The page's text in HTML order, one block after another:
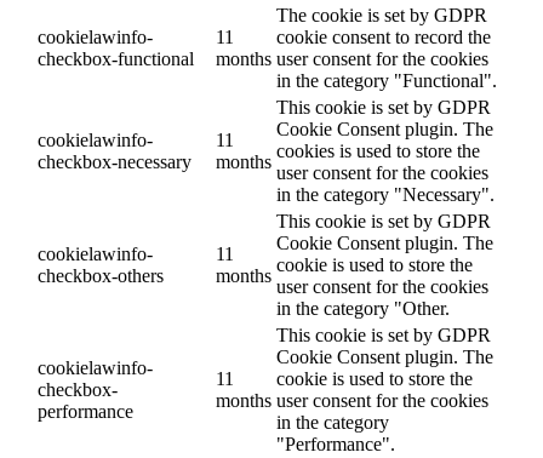
cookielawinfo-
checkbox-functional
11
months
The cookie is set by GDPR
cookie consent to record the
user consent for the cookies
in the category "Functional".
cookielawinfo-
checkbox-necessary
11
months
This cookie is set by GDPR
Cookie Consent plugin. The
cookies is used to store the
user consent for the cookies
in the category "Necessary".
cookielawinfo-
checkbox-others
11
months
This cookie is set by GDPR
Cookie Consent plugin. The
cookie is used to store the
user consent for the cookies
in the category "Other.
cookielawinfo-
checkbox-
performance
11
months
This cookie is set by GDPR
Cookie Consent plugin. The
cookie is used to store the
user consent for the cookies
in the category
"Performance".